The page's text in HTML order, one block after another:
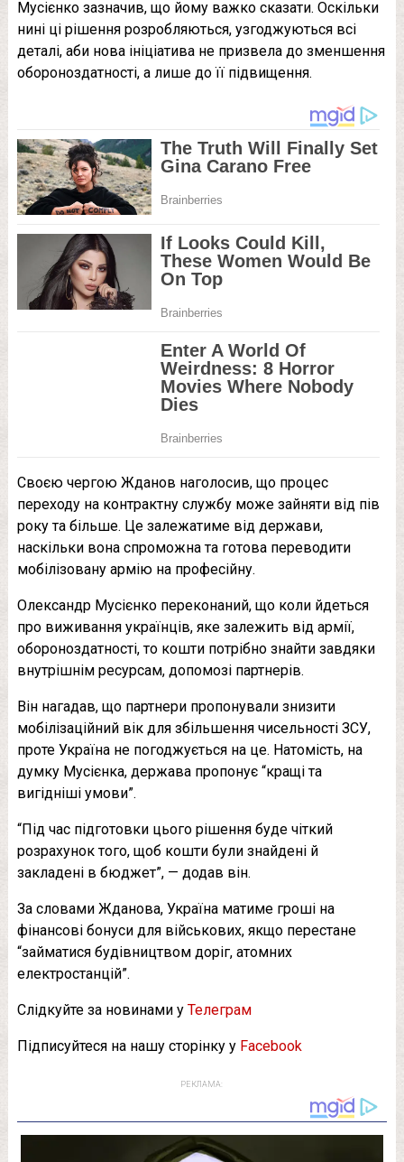
Мусієнко зазначив, що йому важко сказати. Оскільки
нині ці рішення розробляються, узгоджуються всі
деталі, аби нова ініціатива не призвела до зменшення
обороноздатності, а лише до її підвищення.
Своєю чергою Жданов наголосив, що процес
переходу на контрактну службу може зайняти від пів
року та більше. Це залежатиме від держави,
наскільки вона спроможна та готова переводити
мобілізовану армію на професійну.
Олександр Мусієнко переконаний, що коли йдеться
про виживання українців, яке залежить від армії,
обороноздатності, то кошти потрібно знайти завдяки
внутрішнім ресурсам, допомозі партнерів.
Він нагадав, що партнери пропонували знизити
мобілізаційний вік для збільшення чисельності ЗСУ,
проте Україна не погоджується на це. Натомість, на
думку Мусієнка, держава пропонує “кращі та
вигідніші умови”.
“Під час підготовки цього рішення буде чіткий
розрахунок того, щоб кошти були знайдені й
закладені в бюджет”, — додав він.
За словами Жданова, Україна матиме гроші на
фінансові бонуси для військових, якщо перестане
“займатися будівництвом доріг, атомних
електростанцій”.
Слідкуйте за новинами у Телеграм
Підписуйтеся на нашу сторінку у Facebook
РЕКЛАМА: